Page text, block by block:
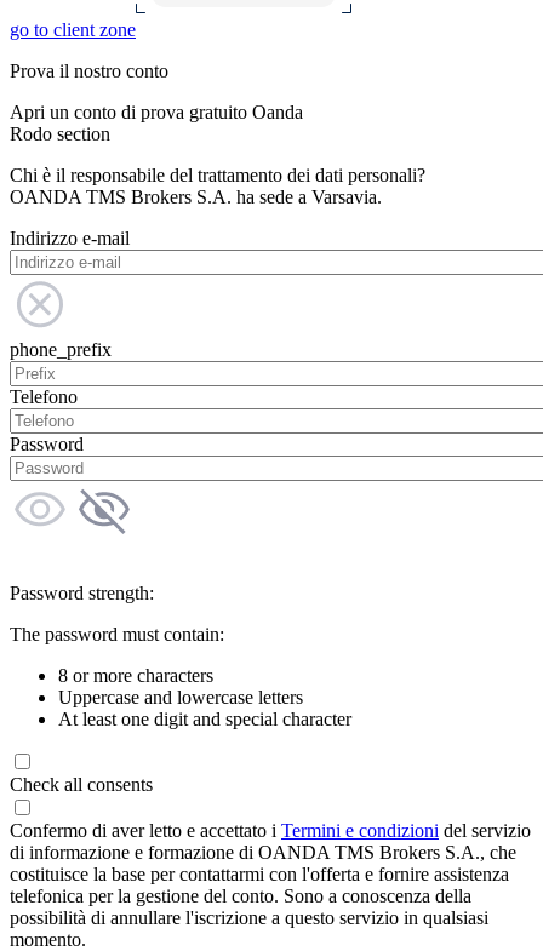
go to client zone
Prova il nostro conto
Apri un conto di prova gratuito Oanda
Rodo section
Chi è il responsabile del trattamento dei dati personali?
OANDA TMS Brokers S.A. ha sede a Varsavia.
Indirizzo e-mail
phone_prefix
Telefono
Password
Password strength:
The password must contain:
8 or more characters
Uppercase and lowercase letters
At least one digit and special character
Check all consents
Confermo di aver letto e accettato i Termini e condizioni del servizio
di informazione e formazione di OANDA TMS Brokers S.A., che
costituisce la base per contattarmi con l'offerta e fornire assistenza
telefonica per la gestione del conto. Sono a conoscenza della
possibilità di annullare l'iscrizione a questo servizio in qualsiasi
momento.